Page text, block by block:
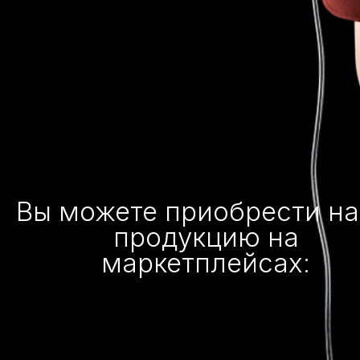
Вы можете приобрести
продукцию на
маркетплейсах: